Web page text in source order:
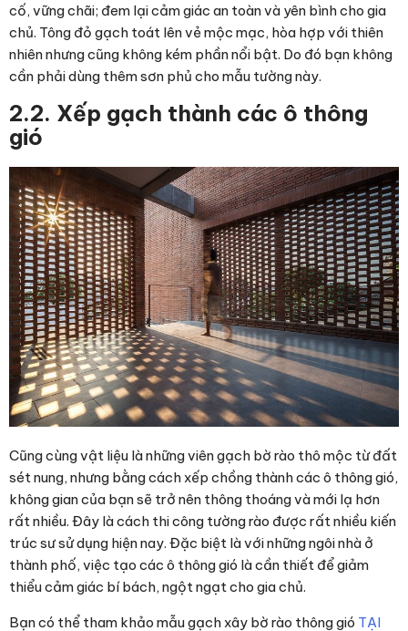
cố, vững chãi; đem lại cảm giác an toàn và yên bình cho gia
chủ. Tông đỏ gạch toát lên vẻ mộc mạc, hòa hợp với thiên
nhiên nhưng cũng không kém phần nổi bật. Do đó bạn không
cần phải dùng thêm sơn phủ cho mẫu tường này.
2.2. Xếp gạch thành các ô thông
gió
Cũng cùng vật liệu là những viêngạch bờ rào thô mộc từ đất
sét nung, nhưng bằng cách xếp chồng thành các ô thông gió,
không gian của bạn sẽ trở nên thông thoáng và mới lạ hơn
rất nhiều. Đây là cách thi công tường rào được rất nhiều kiến
trúc sư sử dụng hiện nay. Đặc biệt là với những ngôi nhà ở
thành phố, việc tạo các ô thông gió là cần thiết để giảm
thiểu cảm giác bí bách, ngột ngạt cho gia chủ.
Bạn có thể tham khảo mẫu gạch xây bờ rào thông gió TẠI